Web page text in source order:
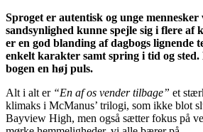
Sproget er autentisk og unge mennesker
sandsynlighed kunne spejle sig i flere af
er en god blanding af dagbogs lignende
enkelt karakter samt spring i tid og
bogen en høj puls.
Alt i alt er “En af os vender tilbage” et
klimaks i McManus’ trilogi, som ikke blot
Bayview High, men også sætter fokus på